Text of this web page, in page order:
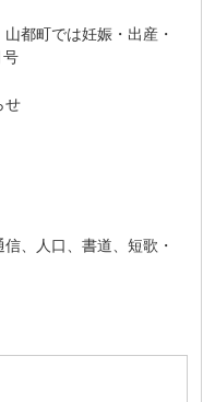
都町では妊娠・出産・
号
せ
、人口、書道、短歌・